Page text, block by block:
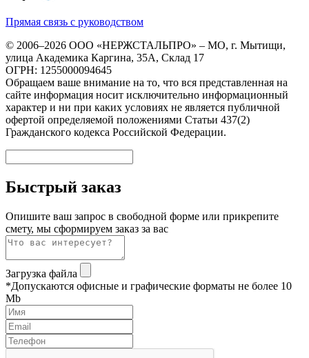
Прямая связь с руководством
© 2006–2026 ООО «НЕРЖСТАЛЬПРО» – МО, г. Мытищи,
улица Академика Каргина, 35А, Склад 17
ОГРН: 1255000094645
Обращаем ваше внимание на то, что вся представленная на
сайте информация носит исключительно информационный
характер и ни при каких условиях не является публичной
офертой определяемой положениями Статьи 437(2)
Гражданского кодекса Российской Федерации.
Быстрый заказ
Опишите ваш запрос в свободной форме или прикрепите
смету, мы сформируем заказ за вас
Загрузка файла
*Допускаются офисные и графические форматы не более 10
Mb